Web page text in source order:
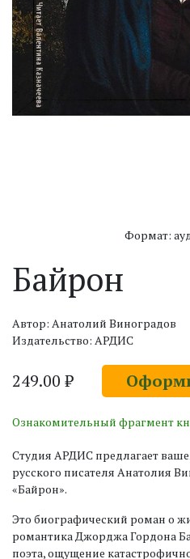
Формат:
Байрон
Автор: Анатолий Виноградов
Издательство: АРДИС
249.00 ₽
Ознакомительный фрагмент
Студия АРДИС предлагает
русского писателя Анатолия
«Байрон».
Это биографический роман о
романтика Джорджа Гордона
поэта, ощущение